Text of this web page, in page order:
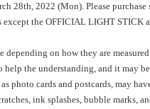
28th, 2022 (Mon). Please
the OFFICIAL LIGHT STICK
on how they are
help the understanding, and it may
photo cards and postcards, may
ink splashes, bubble marks,